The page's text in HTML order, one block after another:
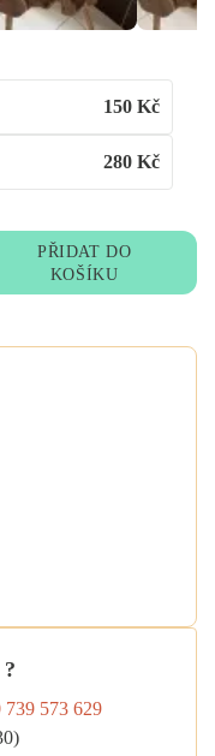
150 Kč
280 Kč
PŘIDAT DO
KOŠÍKU
739 573 629